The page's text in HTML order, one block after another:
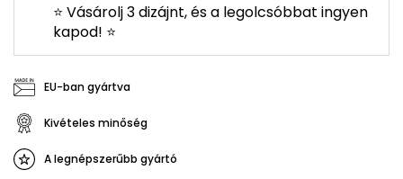
⭐ Vásárolj 3 dizájnt, és a legolcsóbbat ingyen
kapod! ⭐
EU-ban gyártva
Kivételes minőség
A legnépszerűbb gyártó